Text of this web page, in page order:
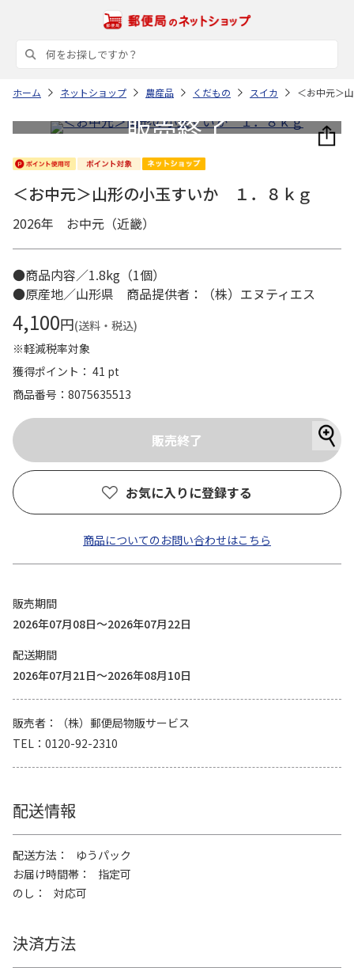
ホーム ネットショップ 農産品 くだもの スイカ ＜お中元＞
＜お中元＞山形の小玉すいか １．８ｋｇ
2026年 お中元（近畿）
●商品内容／1.8kg（1個）
●原産地／山形県 商品提供者：（株）エヌティエス
4,100円(送料・税込)
※軽減税率対象
獲得ポイント： 41 pt
商品番号
8075635513
お気に入りに登録する
商品についてのお問い合わせはこちら
販売期間
2026年07月08日～2026年07月22日
配送期間
2026年07月21日～2026年08月10日
販売者
（株）郵便局物販サービス
TEL
0120-92-2310
配送情報
配送方法
ゆうパック
お届け時間帯
指定可
のし
対応可
決済方法